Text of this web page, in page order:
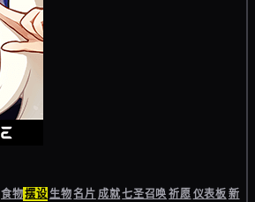
食物摆设生物名片成就七圣召唤祈愿仪表板新